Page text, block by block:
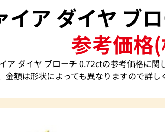
イア ダイヤ ブ
参考価格
ア ダイヤ ブローチ 0.72ctの参考価格に関
金額は形状によっても異なりますので詳し